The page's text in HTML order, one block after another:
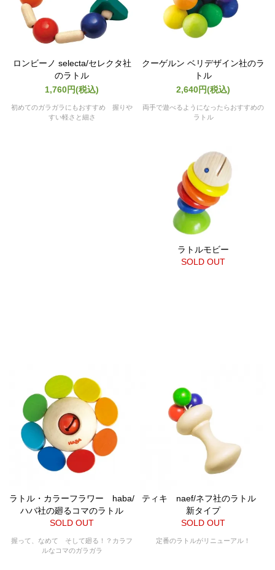
ロンビーノ selecta/セレクタ社
のラトル
1,760円(税込)
初めてのガラガラにもおすすめ 握りや
すい軽さと細さ
クーゲルン ベリデザイン社のラ
トル
2,640円(税込)
両手で遊べるようになったらおすすめの
ラトル
ラトルモビー
SOLD OUT
ラトル・カラーフラワー haba/
ハバ社の廻るコマのラトル
SOLD OUT
握って、なめて そして廻る！？カラフ
ルなコマのガラガラ
ティキ naef/ネフ社のラトル
新タイプ
SOLD OUT
定番のラトルがリニューアル！